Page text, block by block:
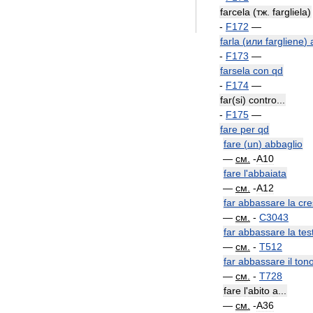
farcela (тж fargliela)
- F172 —
farla (или fargliene)
- F173 —
farsela con qd
- F174 —
far(si) contro
- F175 —
fare per qd
fare (un) abbaglio
— см -A10
fare l'abbaiata
— см -A12
far abbassare la
— см - C3043
far abbassare la
— см - T512
far abbassare il
— см - T728
fare l'abito a
— см -A36